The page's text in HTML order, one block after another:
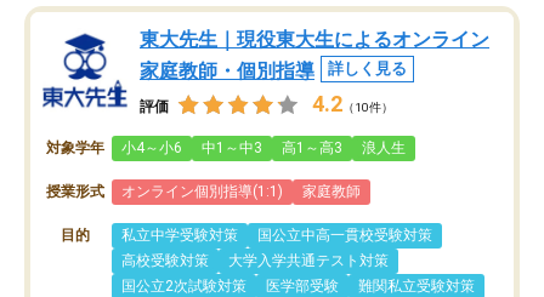
東大先生｜現役東大生によるオンライン
家庭教師・個別指導
詳しく見る
評価 4.2 （10件）
対象学年 小4～小6 中1～中3 高1～高3 浪人生
授業形式 オンライン個別指導(1:1) 家庭教師
目的 私立中学受験対策
国公立中高一貫校受験対策
高校受験対策
大学入学共通テスト対策
国公立2次試験対策
医学部受験
難関私立受験対策